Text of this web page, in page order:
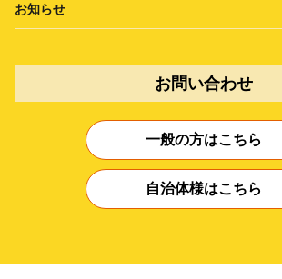
お知らせ
お問い合わせ
一般の方はこちら
自治体様はこちら